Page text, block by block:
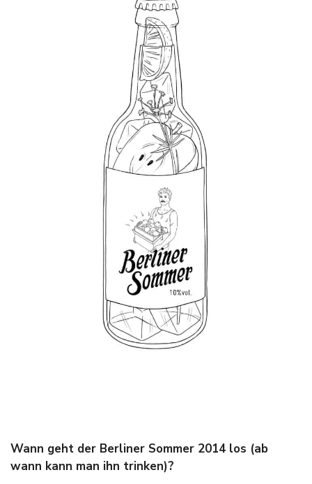
Wann geht der Berliner Sommer 2014 los (ab
wann kann man ihn trinken)?